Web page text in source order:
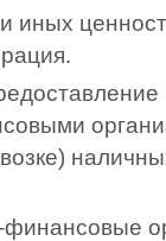
иных
финансовые